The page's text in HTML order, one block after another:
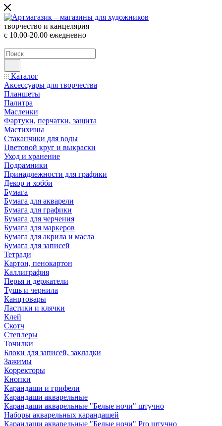
творчество и канцелярия
с 10.00-20.00 ежедневно
Каталог
Аксессуары для творчества
Планшеты
Палитра
Масленки
Фартуки, перчатки, защита
Мастихины
Стаканчики для воды
Цветовой круг и выкраски
Уход и хранение
Подрамники
Принадлежности для графики
Декор и хобби
Бумага
Бумага для акварели
Бумага для графики
Бумага для черчения
Бумага для маркеров
Бумага для акрила и масла
Бумага для записей
Тетради
Картон, пенокартон
Каллиграфия
Перья и держатели
Тушь и чернила
Канцтовары
Ластики и клячки
Клей
Скотч
Степлеры
Точилки
Блоки для записей, закладки
Зажимы
Корректоры
Кнопки
Карандаши и грифели
Карандаши акварельные
Карандаши акварельные "Белые ночи" штучно
Наборы акварельных карандашей
Карандаши акварельные "Белые ночи" Pro штучно